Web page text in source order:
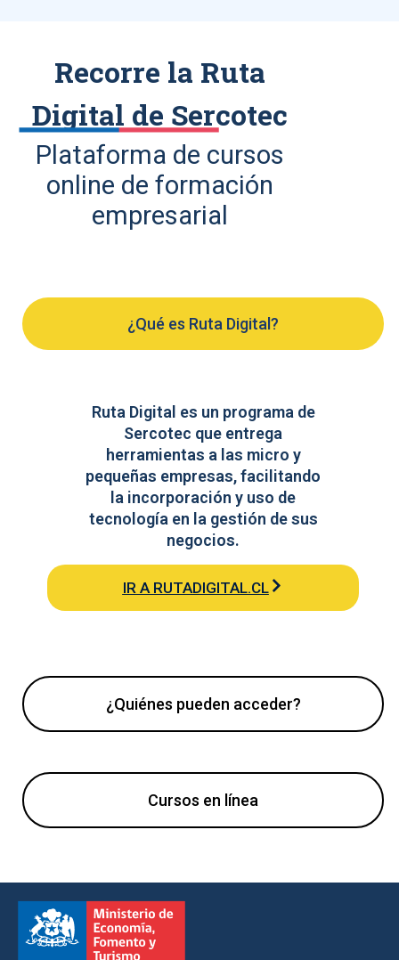
Recorre la Ruta
Digital de Sercotec
Plataforma de cursos
online de formación
empresarial
¿Qué es Ruta Digital?
¿Quiénes pueden acceder?
Cursos en línea
Ruta Digital es un programa de
Sercotec que entrega
herramientas a las micro y
pequeñas empresas, facilitando
la incorporación y uso de
tecnología en la gestión de sus
negocios.
IR A RUTADIGITAL.CL